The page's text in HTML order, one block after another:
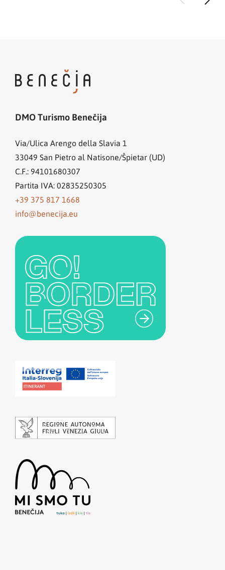
DMO Turismo Benečija
Via/Ulica Arengo della Slavia 1
33049 San Pietro al Natisone/Špietar (UD)
C.F.: 94101680307
Partita IVA: 02835250305
+39 375 817 1668
info@benecija.eu